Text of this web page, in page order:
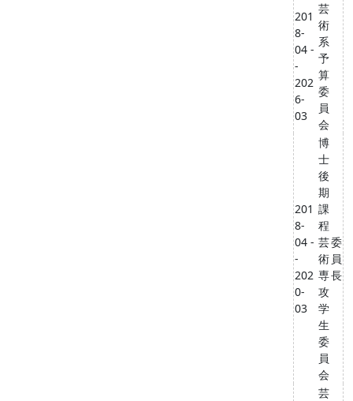
201
8-
04 -
-
202
6-
03
芸
術
系
予
算
委
員
会
201
8-
04 -
-
202
0-
03
博
士
後
期
課
程
芸
術
専
攻
学
生
委
員
会
委
員
長
芸